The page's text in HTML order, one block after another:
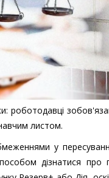
роботодавці
листом.
у
дізнатися про